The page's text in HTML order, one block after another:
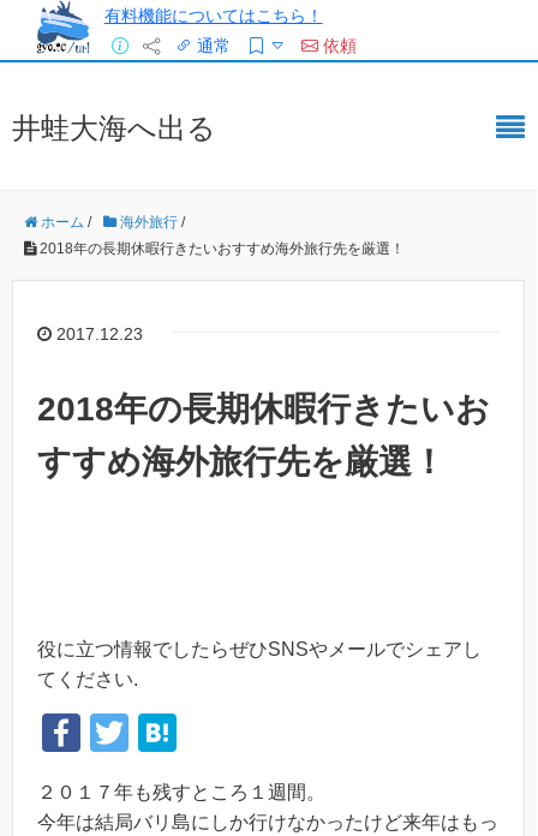
有料機能についてはこちら！
通常
依頼